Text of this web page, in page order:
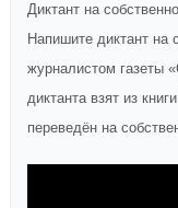
Диктант на
Напишите диктант на
журналистом газеты
диктанта взят из
переведён на